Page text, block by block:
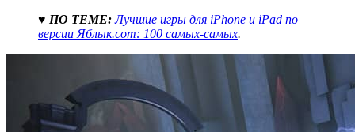
♥ ПО ТЕМЕ: Лучшие игры для iPhone и iPad по
версии Яблык.com: 100 самых-самых.